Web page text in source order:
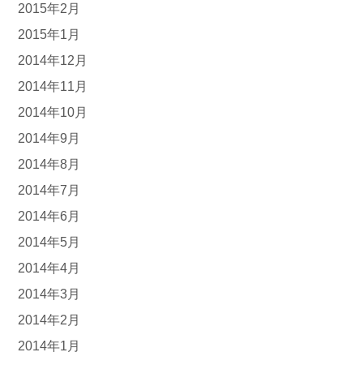
2015年2月
2015年1月
2014年12月
2014年11月
2014年10月
2014年9月
2014年8月
2014年7月
2014年6月
2014年5月
2014年4月
2014年3月
2014年2月
2014年1月